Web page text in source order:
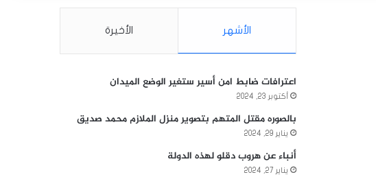
الأشهر الأخيرة
اعترافات ضابط امن أسير ستغير الوضع الميدان
أكتوبر 23, 2024
بالصوره مقتل المتهم بتصوير منزل الملازم محمد صديق
يناير 29, 2024
أنباء عن هروب دقلو لهذه الدولة
يناير 27, 2024